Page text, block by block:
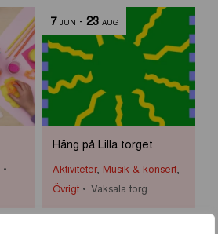
7 JUN - 23 AUG
Häng på Lilla torget
Aktiviteter, Musik & konsert,
Övrigt
Vaksala torg